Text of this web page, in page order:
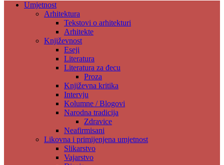
Umjetnost
Arhitektura
Tekstovi o arhitekturi
Arhitekte
Književnost
Eseji
Literatura
Literatura za đecu
Proza
Književna kritika
Intervju
Kolumne / Blogovi
Narodna tradicija
Zdravice
Neafirmisani
Likovna i primijenjena umjetnost
Slikarstvo
Vajarstvo